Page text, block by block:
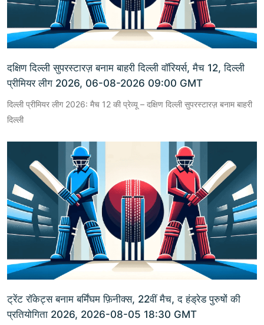
दक्षिण दिल्ली सुपरस्टारज़ बनाम बाहरी दिल्ली वॉरियर्स, मैच 12, दिल्ली
प्रीमियर लीग 2026, 06-08-2026 09:00 GMT
दिल्ली प्रीमियर लीग 2026: मैच 12 की प्रेव्यू – दक्षिण दिल्ली सुपरस्टारज़ बनाम बाहरी
दिल्ली
ट्रेंट रॉकेट्स बनाम बर्मिंघम फ़िनीक्स, 22वीं मैच, द हंड्रेड पुरुषों की
प्रतियोगिता 2026, 2026-08-05 18:30 GMT